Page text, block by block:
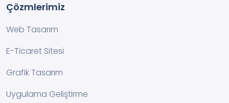
Çözmlerimiz
Web Tasarım
E-Ticaret Sitesi
Grafik Tasarım
Uygulama Geliştirme